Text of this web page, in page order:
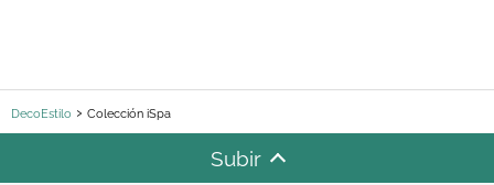
DecoEstilo Colección iSpa
Subir